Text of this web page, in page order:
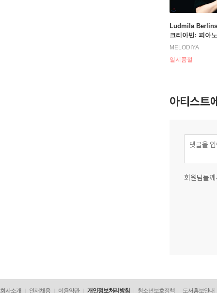
Ludmila
크리아빈: 피아
- 루드밀라 베를
- Preludes
MELODIYA
일시품절
아티스트
회원님들
회사소개 인재채용 이용약관 개인정보처리방침 청소년보호정책 도서홍보안내